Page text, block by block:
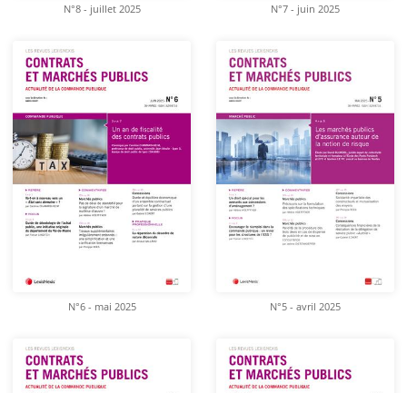
N°8 - juillet 2025 N°7 - juin 2025
N°6 - mai 2025 N°5 - avril 2025